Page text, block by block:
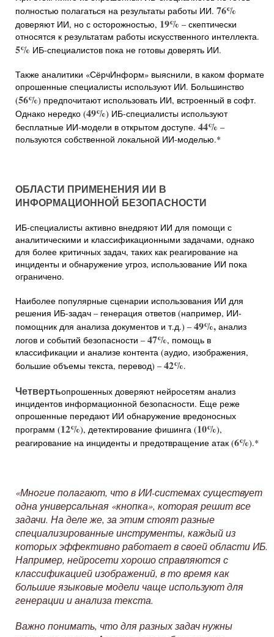
полностью полагаться на результаты работы ИИ. 76%
доверяют ИИ, но с осторожностью, 19% – скептически
относятся к результатам работы искусственного интеллекта.
5% ИБ-специалистов пока не готовы доверять ИИ.
Также аналитики «СёрчИнформ» выяснили, в каком формате
опрошенные специалисты используют ИИ. Большинство
(56%) предпочитают использовать ИИ, встроенный в софт.
Однако нередко (49%) ИБ-специалисты используют
бесплатные ИИ-модели в открытом доступе. 44% –
пользуются собственной локальной ИИ-моделью.*
ОБЛАСТИ ПРИМЕНЕНИЯ ИИ В
ИНФОРМАЦИОННОЙ БЕЗОПАСНОСТИ
ИБ-специалисты активно внедряют ИИ для помощи с
аналитическими и классификационными задачами, однако
для более критичных задач, таких как реагирование на
инциденты и обнаружение угроз, использование ИИ пока
ограничено.
Наиболее популярные сценарии использования ИИ для
решения ИБ-задач – генерация ответов (например, ИИ-
помощник для анализа документов и т.д.) –49%, анализ
логов и событий безопасности –47%, помощь в
классификации и анализе контента (аудио, изображения,
большие объемы текста, перевод) –42%.
Четвертьопрошенных доверяют нейросетям анализ
инцидентов информационной безопасности. Еще реже
опрошенные передают ИИ обнаружение вредоносных
программ (12%), детектирование фишинга (10%),
реагирование на инциденты и предотвращение атак (6%).*
«Многие полагают, что в ИИ-системах существует
одна универсальная «кнопка», которая решит все
задачи. На деле же, за этим стоят разные
специализированные инструменты, каждый из
которых эффективно работает в своей области ИБ.
Например, нейросети хорошо справляются с
классификацией изображений, в то время как
большие языковые модели чаще используют для
генерации и анализа текста.
Важно понимать, что для разных задач нужны